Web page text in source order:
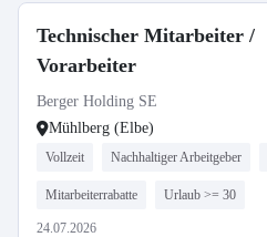
Technischer Mitarbeiter /
Vorarbeiter
Berger Holding SE
Mühlberg (Elbe)
Vollzeit Nachhaltiger Arbeitgeber
Mitarbeiterrabatte Urlaub >= 30
24.07.2026